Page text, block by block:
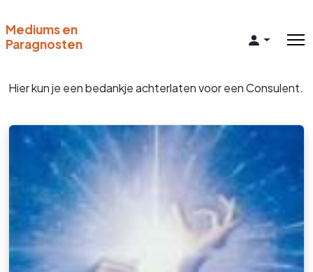
Mediums en
Paragnosten
Hier kun je een bedankje achterlaten voor een Consulent.